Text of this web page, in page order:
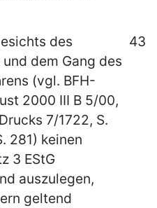
43
des
dem Gang des
(vgl. BFH-
2000 III B 5/00,
7/1722, S.
281) keinen
3 EStG
auszulegen,
geltend